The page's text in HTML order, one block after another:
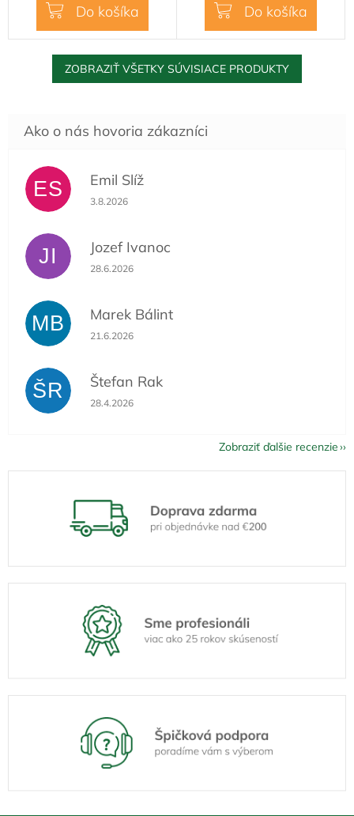
Do košíka Do košíka
ZOBRAZIŤ VŠETKY SÚVISIACE PRODUKTY
ES Emil Slíž
Hodnotenie obchodu je 5 z 5 hviezdičiek.
3.8.2026
JI Jozef Ivanoc
Hodnotenie obchodu je 5 z 5 hviezdičiek.
28.6.2026
MB Marek Bálint
Hodnotenie obchodu je 5 z 5 hviezdičiek.
21.6.2026
ŠR Štefan Rak
Hodnotenie obchodu je 5 z 5 hviezdičiek.
28.4.2026
Zobraziť ďalšie recenzie